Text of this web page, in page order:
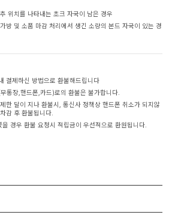
위치를 나타내는 초크 자국이 남은 경우
방 및 소품 마감 처리에서 생긴 소량의 본드 자국이 있는 경
결제하신 방법으로 환불해드립니다
통장,핸드폰,카드)로의 환불은 불가합니다.
한 달이 지나 환불시, 통신사 정책상 핸드폰 취소가 되지않
감 후 환불됩니다.
경우 환불 요청시 적립금이 우선적으로 환원됩니다.